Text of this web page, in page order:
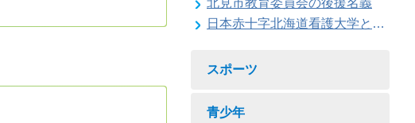
北見市教育委員会の後援名義
日本赤十字北海道看護大学と北見市教育委員会との連携協力に関する協定の締結
スポーツ
青少年